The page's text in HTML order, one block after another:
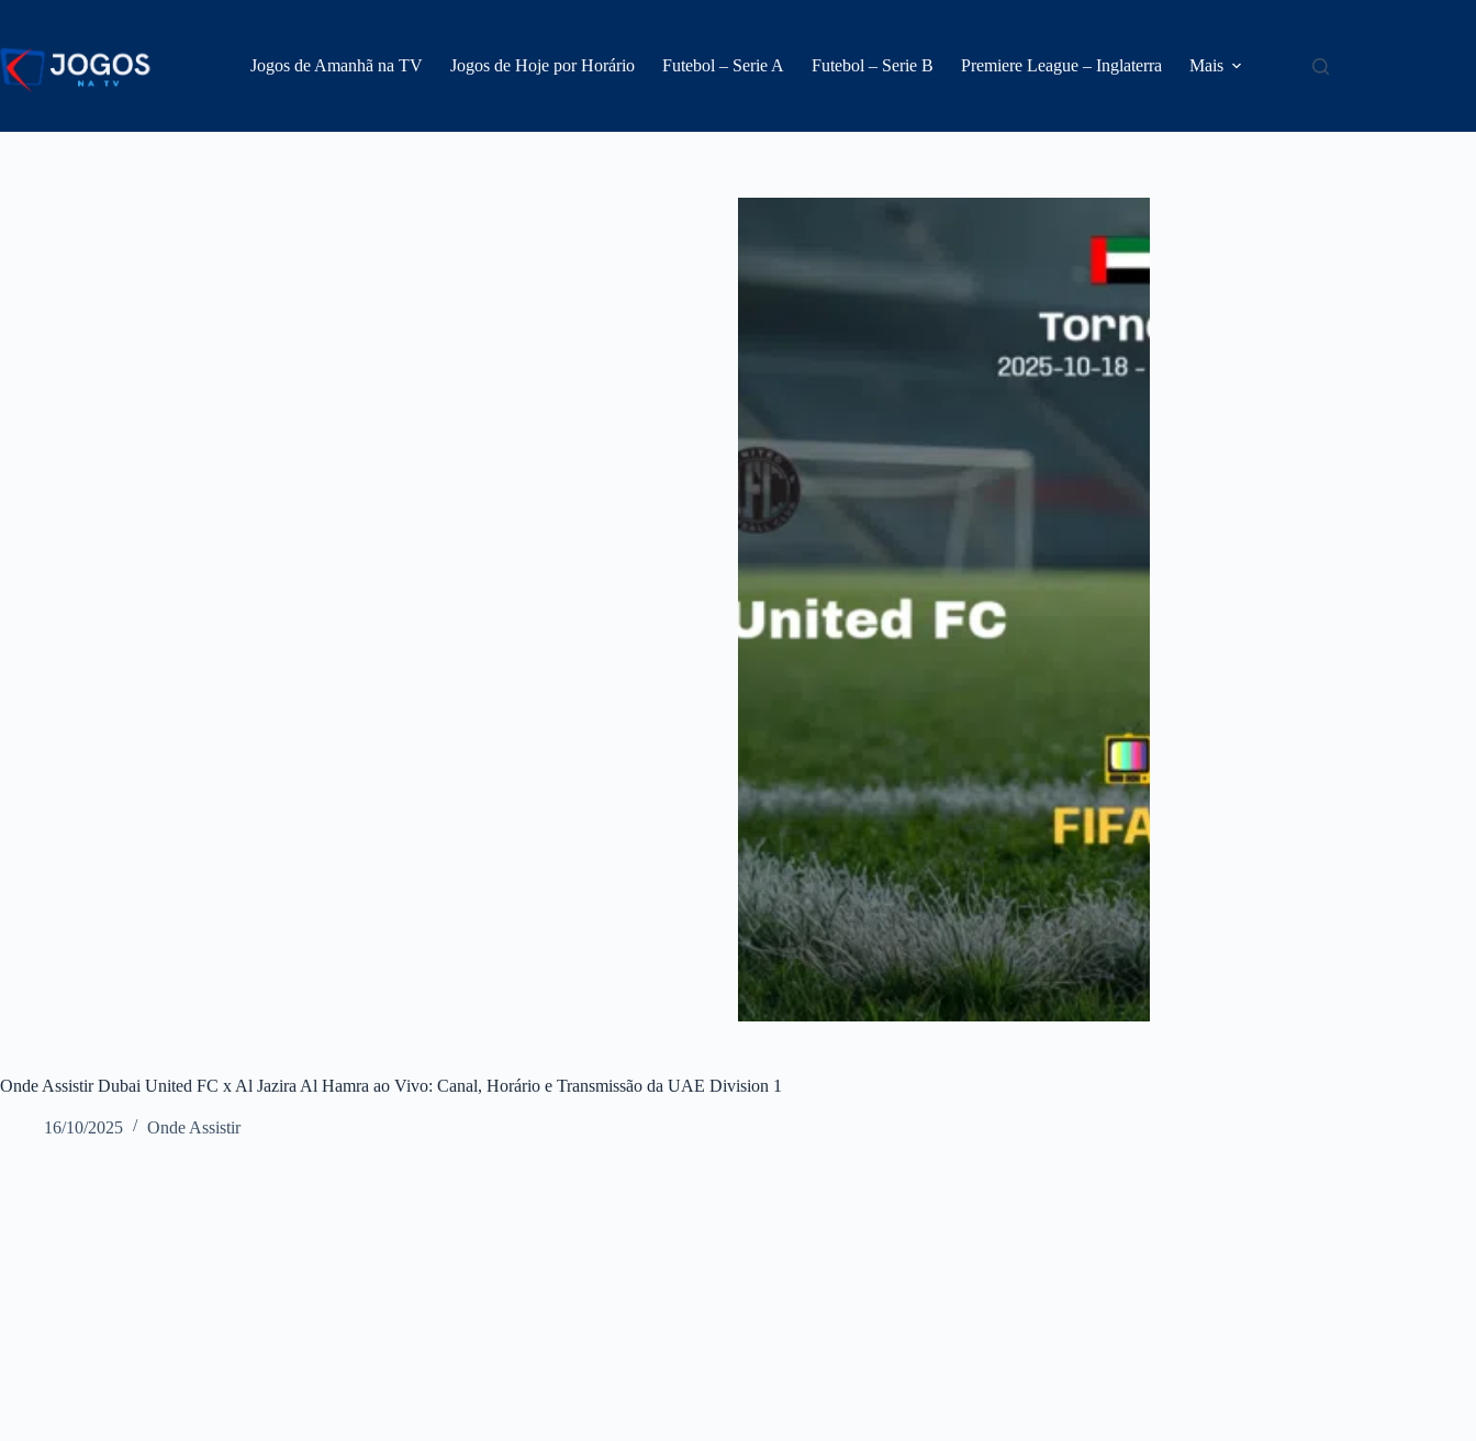
o
conteúdo
Jogos de Amanhã na TV Jogos de Hoje por Horário Futebol – Serie A Futebol – Serie B Premiere League – Inglaterra Mais
Onde Assistir Dubai United FC x Al Jazira Al Hamra ao Vivo: Canal, Horário e Transmissão da UAE Division 1
16/10/2025 Onde Assistir